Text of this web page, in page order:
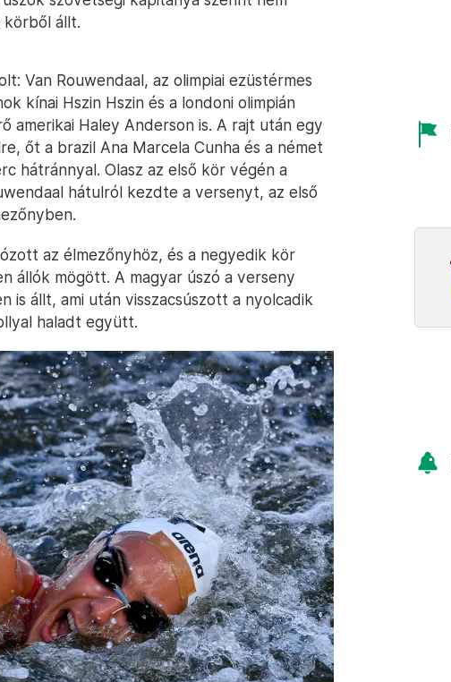
körből állt.
Van Rouwendaal, az olimpiai ezüstérmes
kínai Hszin Hszin és a londoni olimpián
amerikai Haley Anderson is. A rajt után egy
őt a brazil Ana Marcela Cunha és a német
hátránnyal. Olasz az első kör végén a
hátulról kezdte a versenyt, az első
az élmezőnyhöz, és a negyedik kör
állók mögött. A magyar úszó a verseny
is állt, ami után visszacsúszott a nyolcadik
haladt együtt.